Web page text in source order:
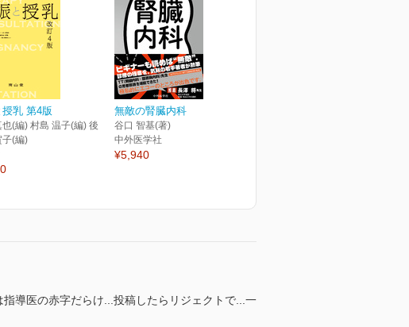
乳 第4版
(編) 村島 温子(編) 後
子(編)
無敵の腎臓内科
谷口 智基(著)
中外医学社
¥5,940
導医の赤字だらけ...投稿したらリジェクトで...一